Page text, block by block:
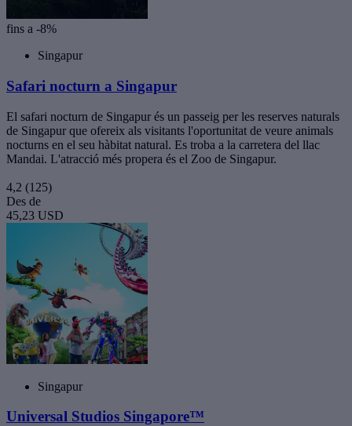
fins a -8%
Singapur
Safari nocturn a Singapur
El safari nocturn de Singapur és un passeig per les reserves naturals
de Singapur que ofereix als visitants l'oportunitat de veure animals
nocturns en el seu hàbitat natural. Es troba a la carretera del llac
Mandai. L'atracció més propera és el Zoo de Singapur.
4,2 (125)
Des de
45,23 USD
Singapur
Universal Studios Singapore™